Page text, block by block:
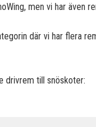
men vi har även
där vi har flera
drivrem till snöskoter: